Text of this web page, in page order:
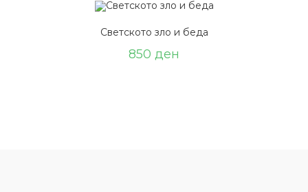
Светското зло и беда
850 ден